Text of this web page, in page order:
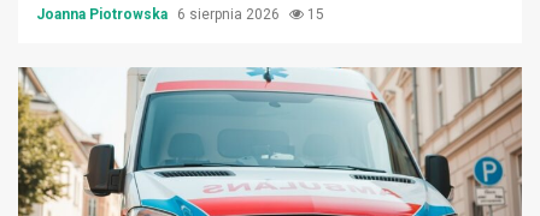
Joanna Piotrowska 6 sierpnia 2026 15